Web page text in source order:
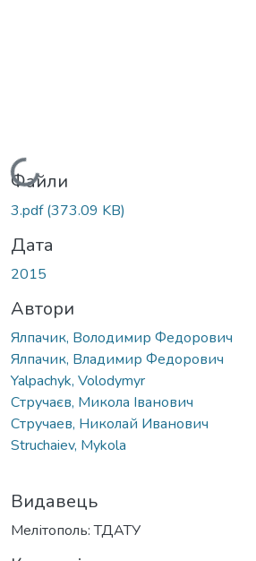
Вантажиться...
Файли
3.pdf(373.09 KB)
Дата
2015
Автори
Ялпачик, Володимир Федорович
Ялпачик, Владимир Федорович
Yalpachyk, Volodymyr
Стручаєв, Микола Іванович
Стручаев, Николай Иванович
Struchaiev, Mykola
Видавець
Мелітополь: ТДАТУ